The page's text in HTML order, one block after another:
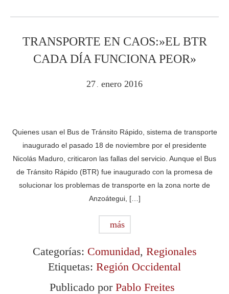
TRANSPORTE EN CAOS:»EL BTR
CADA DÍA FUNCIONA PEOR»
27 . enero 2016
Quienes usan el Bus de Tránsito Rápido, sistema de transporte
inaugurado el pasado 18 de noviembre por el presidente
Nicolás Maduro, criticaron las fallas del servicio. Aunque el Bus
de Tránsito Rápido (BTR) fue inaugurado con la promesa de
solucionar los problemas de transporte en la zona norte de
Anzoátegui, […]
más
Categorías: Comunidad, Regionales
Etiquetas: Región Occidental
Publicado por Pablo Freites